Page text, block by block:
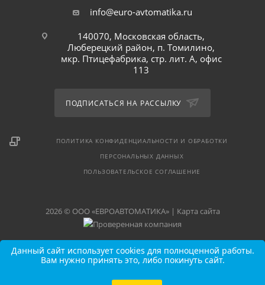
info@euro-avtomatika.ru
140070, Московская область,
Люберецкий район, п. Томилино,
мкр. Птицефабрика, стр. лит. А, офис
113
ПОДПИСАТЬСЯ НА РАССЫЛКУ
ПОЛИТИКА КОНФИДЕНЦИАЛЬНОСТИ И ОБРАБОТКИ
ПЕРСОНАЛЬНЫХ ДАННЫХ
ПОЛЬЗОВАТЕЛЬСКОЕ СОГЛАШЕНИЕ
2026 © ООО «ЕВРОАВТОМАТИКА» | Карта сайта
Данный сайт использует cookies для полноценной работы.
Вам нужно принять это, либо покинуть сайт.